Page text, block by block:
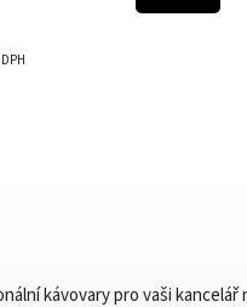
kávovary pro vaši